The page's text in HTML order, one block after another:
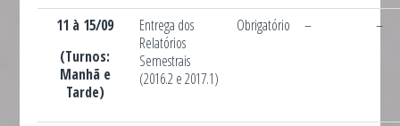
11 à 15/09
(Turnos:
Manhã e
Tarde)
Entrega dos
Relatórios
Semestrais
(2016.2 e 2017.1)
Obrigatório – –